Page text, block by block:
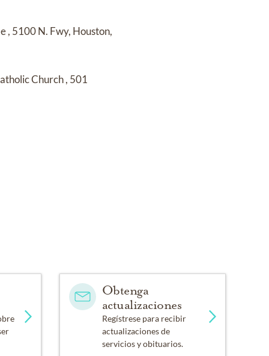
, 5100 N. Fwy, Houston,
Church, 501
Obtenga
actualizaciones
Regístrese para recibir
actualizaciones de
servicios y obituarios.